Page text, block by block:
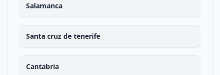
Salamanca
Santa cruz de tenerife
Cantabria